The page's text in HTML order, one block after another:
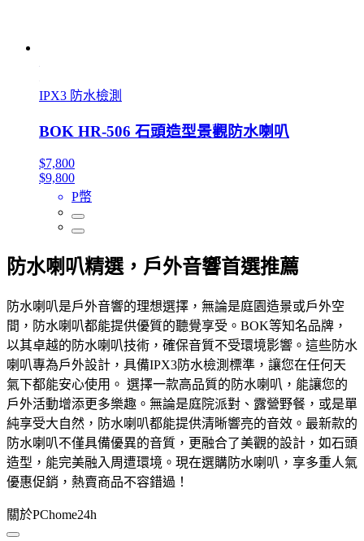
IPX3 防水檢測
BOK HR-506 石頭造型景觀防水喇叭
$7,800
$9,800
P幣
防水喇叭精選，戶外音響首選推薦
防水喇叭是戶外音響的理想選擇，無論是庭園造景或戶外空
間，防水喇叭都能提供優質的聽覺享受。BOK等知名品牌，
以其卓越的防水喇叭技術，確保音質不受環境影響。這些防水
喇叭專為戶外設計，具備IPX3防水檢測標準，讓您在任何天
氣下都能安心使用。 選擇一款高品質的防水喇叭，能讓您的
戶外活動增添更多樂趣。無論是庭院派對、露營野餐，或是單
純享受大自然，防水喇叭都能提供清晰響亮的音效。最新款的
防水喇叭不僅具備優異的音質，更融合了美觀的設計，如石頭
造型，能完美融入周遭環境。現在選購防水喇叭，享多重人氣
優惠促銷，熱賣商品不容錯過！
關於PChome24h